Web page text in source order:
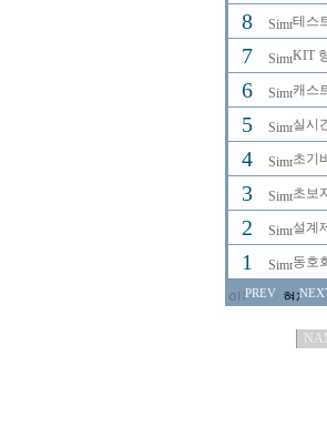
8 테스
7 KIT
6 캐스
5 실시
4 초기
3 초보
2 설계
1 동호
PREV